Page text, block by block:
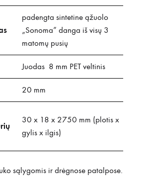
padengta sintetine ąžuolo
„Sonoma” danga iš visų 3
matomų pusių
Juodas 8 mm PET veltinis
20 mm
30 x 18 x 2750 mm (plotis x
gylis x ilgis)
sąlygomis ir drėgnose patalpose.